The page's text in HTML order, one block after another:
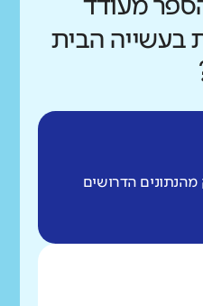
מעודד
בעשייה הבית
מהנתונים הדרושים